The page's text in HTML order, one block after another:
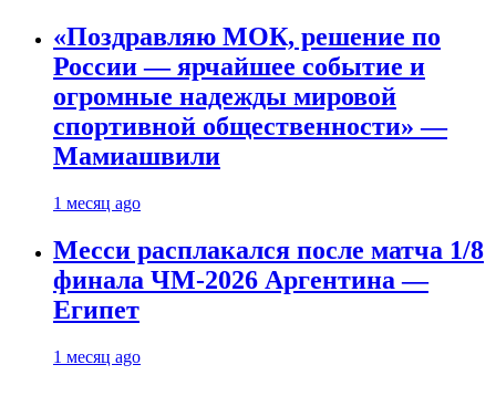
«Поздравляю МОК, решение по
России — ярчайшее событие и
огромные надежды мировой
спортивной общественности» —
Мамиашвили
1 месяц ago
Месси расплакался после матча 1/8
финала ЧМ-2026 Аргентина —
Египет
1 месяц ago